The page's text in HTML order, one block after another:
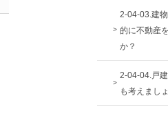
2-04-03.建
的に不動産
か？
2-04-04.戸
も考えまし